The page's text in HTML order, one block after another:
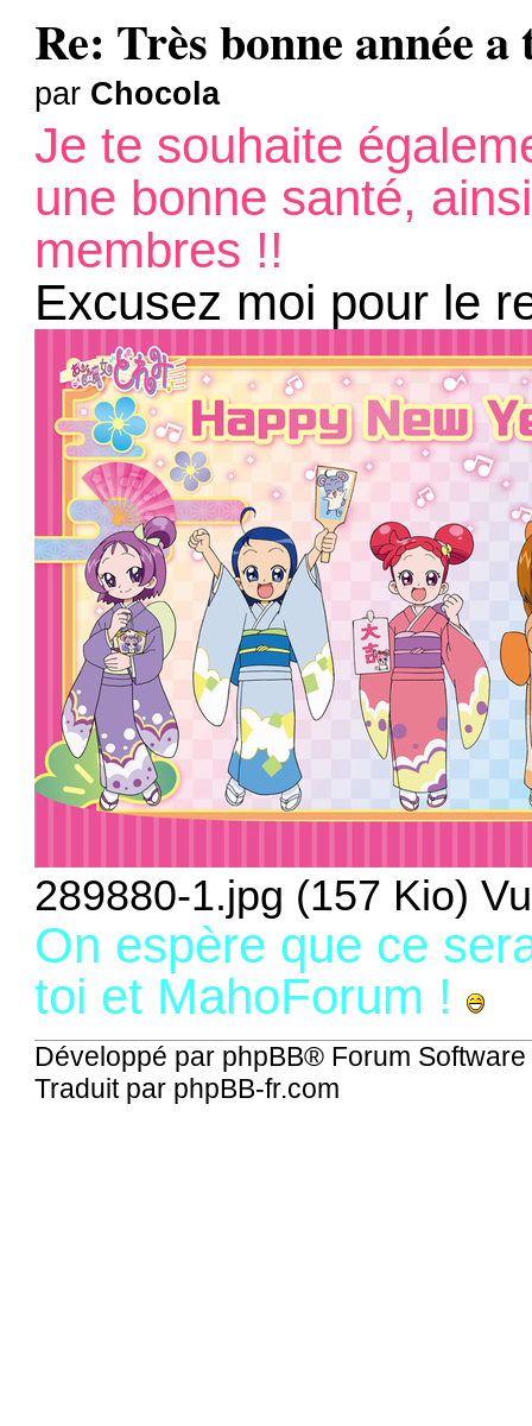
Re: Très bonne année a
par Chocola
Je te souhaite
une bonne santé,
membres !!
Excusez moi pour le
289880-1.jpg (157 Kio)
On espère que ce
toi et MahoForum !
Développé par phpBB® Forum
Traduit par phpBB-fr.com